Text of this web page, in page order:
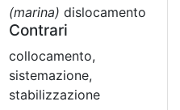
(marina) dislocamento
Contrari
collocamento,
sistemazione,
stabilizzazione